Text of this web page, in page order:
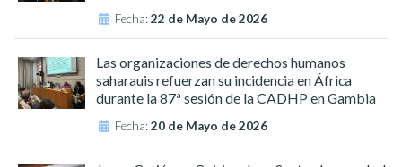
Fecha:22 de Mayo de 2026
Las organizaciones de derechos humanos
saharauis refuerzan su incidencia en África
durante la 87ª sesión de la CADHP en Gambia
Fecha:20 de Mayo de 2026